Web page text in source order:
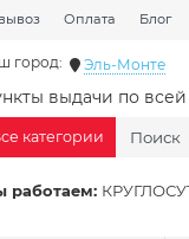
Оплата Блог
город: Эль-Монте
выдачи по
работаем:
категории